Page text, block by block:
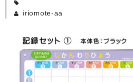
カード付フォトフレームクロック(集合)
目覚まし時計(集合＋個別)
iriomote-aa